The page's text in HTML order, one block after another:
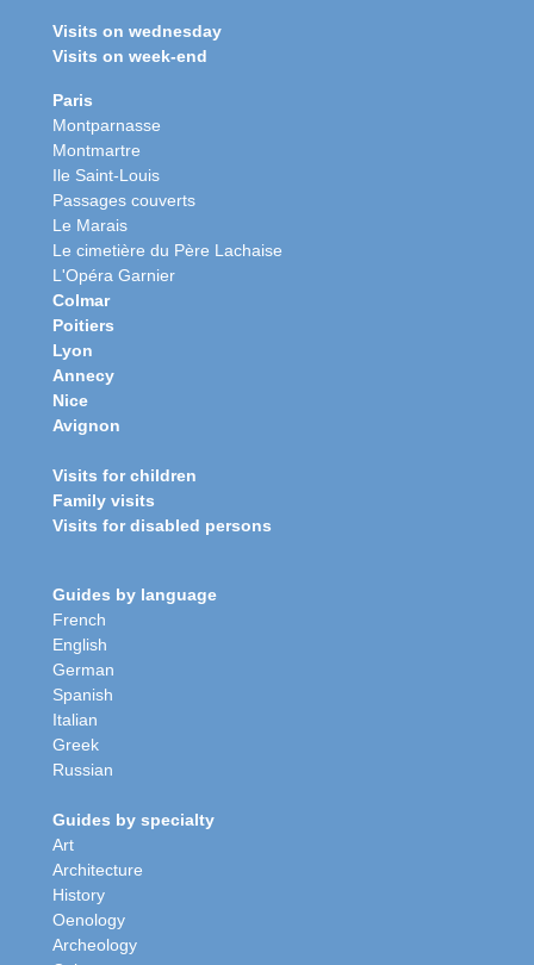
Visits on wednesday
Visits on week-end
Paris
Montparnasse
Montmartre
Ile Saint-Louis
Passages couverts
Le Marais
Le cimetière du Père Lachaise
L'Opéra Garnier
Colmar
Poitiers
Lyon
Annecy
Nice
Avignon
Visits for children
Family visits
Visits for disabled persons
Guides by language
French
English
German
Spanish
Italian
Greek
Russian
Guides by specialty
Art
Architecture
History
Oenology
Archeology